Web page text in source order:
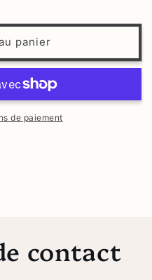
panier
de paiement
contact